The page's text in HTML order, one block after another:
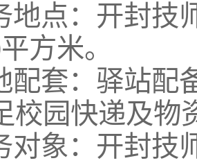
地点：开封技
方米。
配套：驿站配
校园快递及物
对象：开封技